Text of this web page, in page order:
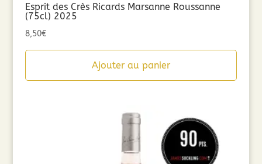
Esprit des Crès Ricards Marsanne Roussanne
(75cl) 2025
8,50€
Ajouter au panier